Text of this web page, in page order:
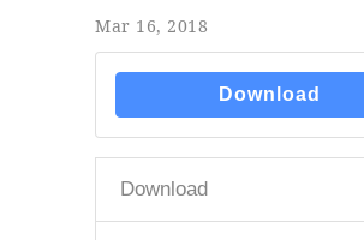
Mar 16, 2018
Download
Download